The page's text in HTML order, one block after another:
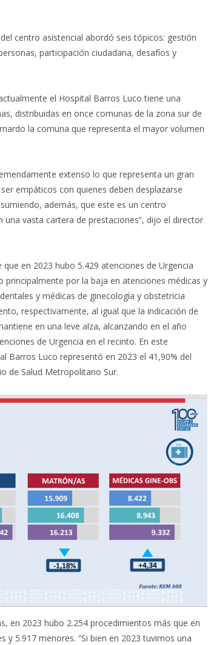
centro asistencial abordó seis tópicos: gestión
participación ciudadana, desafíos y
el Hospital Barros Luco tiene una
distribuidas en once comunas de la zona sur de
la comuna que representa el mayor volumen
extenso lo que representa un gran
empáticos con quienes deben desplazarse
además, que este es un centro
vasta cartera de prestaciones”, dijo el director
en 2023 hubo 5.429 atenciones de Urgencia
principalmente por la baja en atenciones médicas y
y médicas de ginecología y obstetricia
respectivamente, al igual que la indicación de
en una leve alza, alcanzando en el año
de Urgencia en el recinto. En este
Barros Luco representó en 2023 el 41,90% del
de Salud Metropolitano Sur.
en 2023 hubo 2.254 procedimientos más que en
y 5.917 menores. “Si bien en 2023 tuvimos una